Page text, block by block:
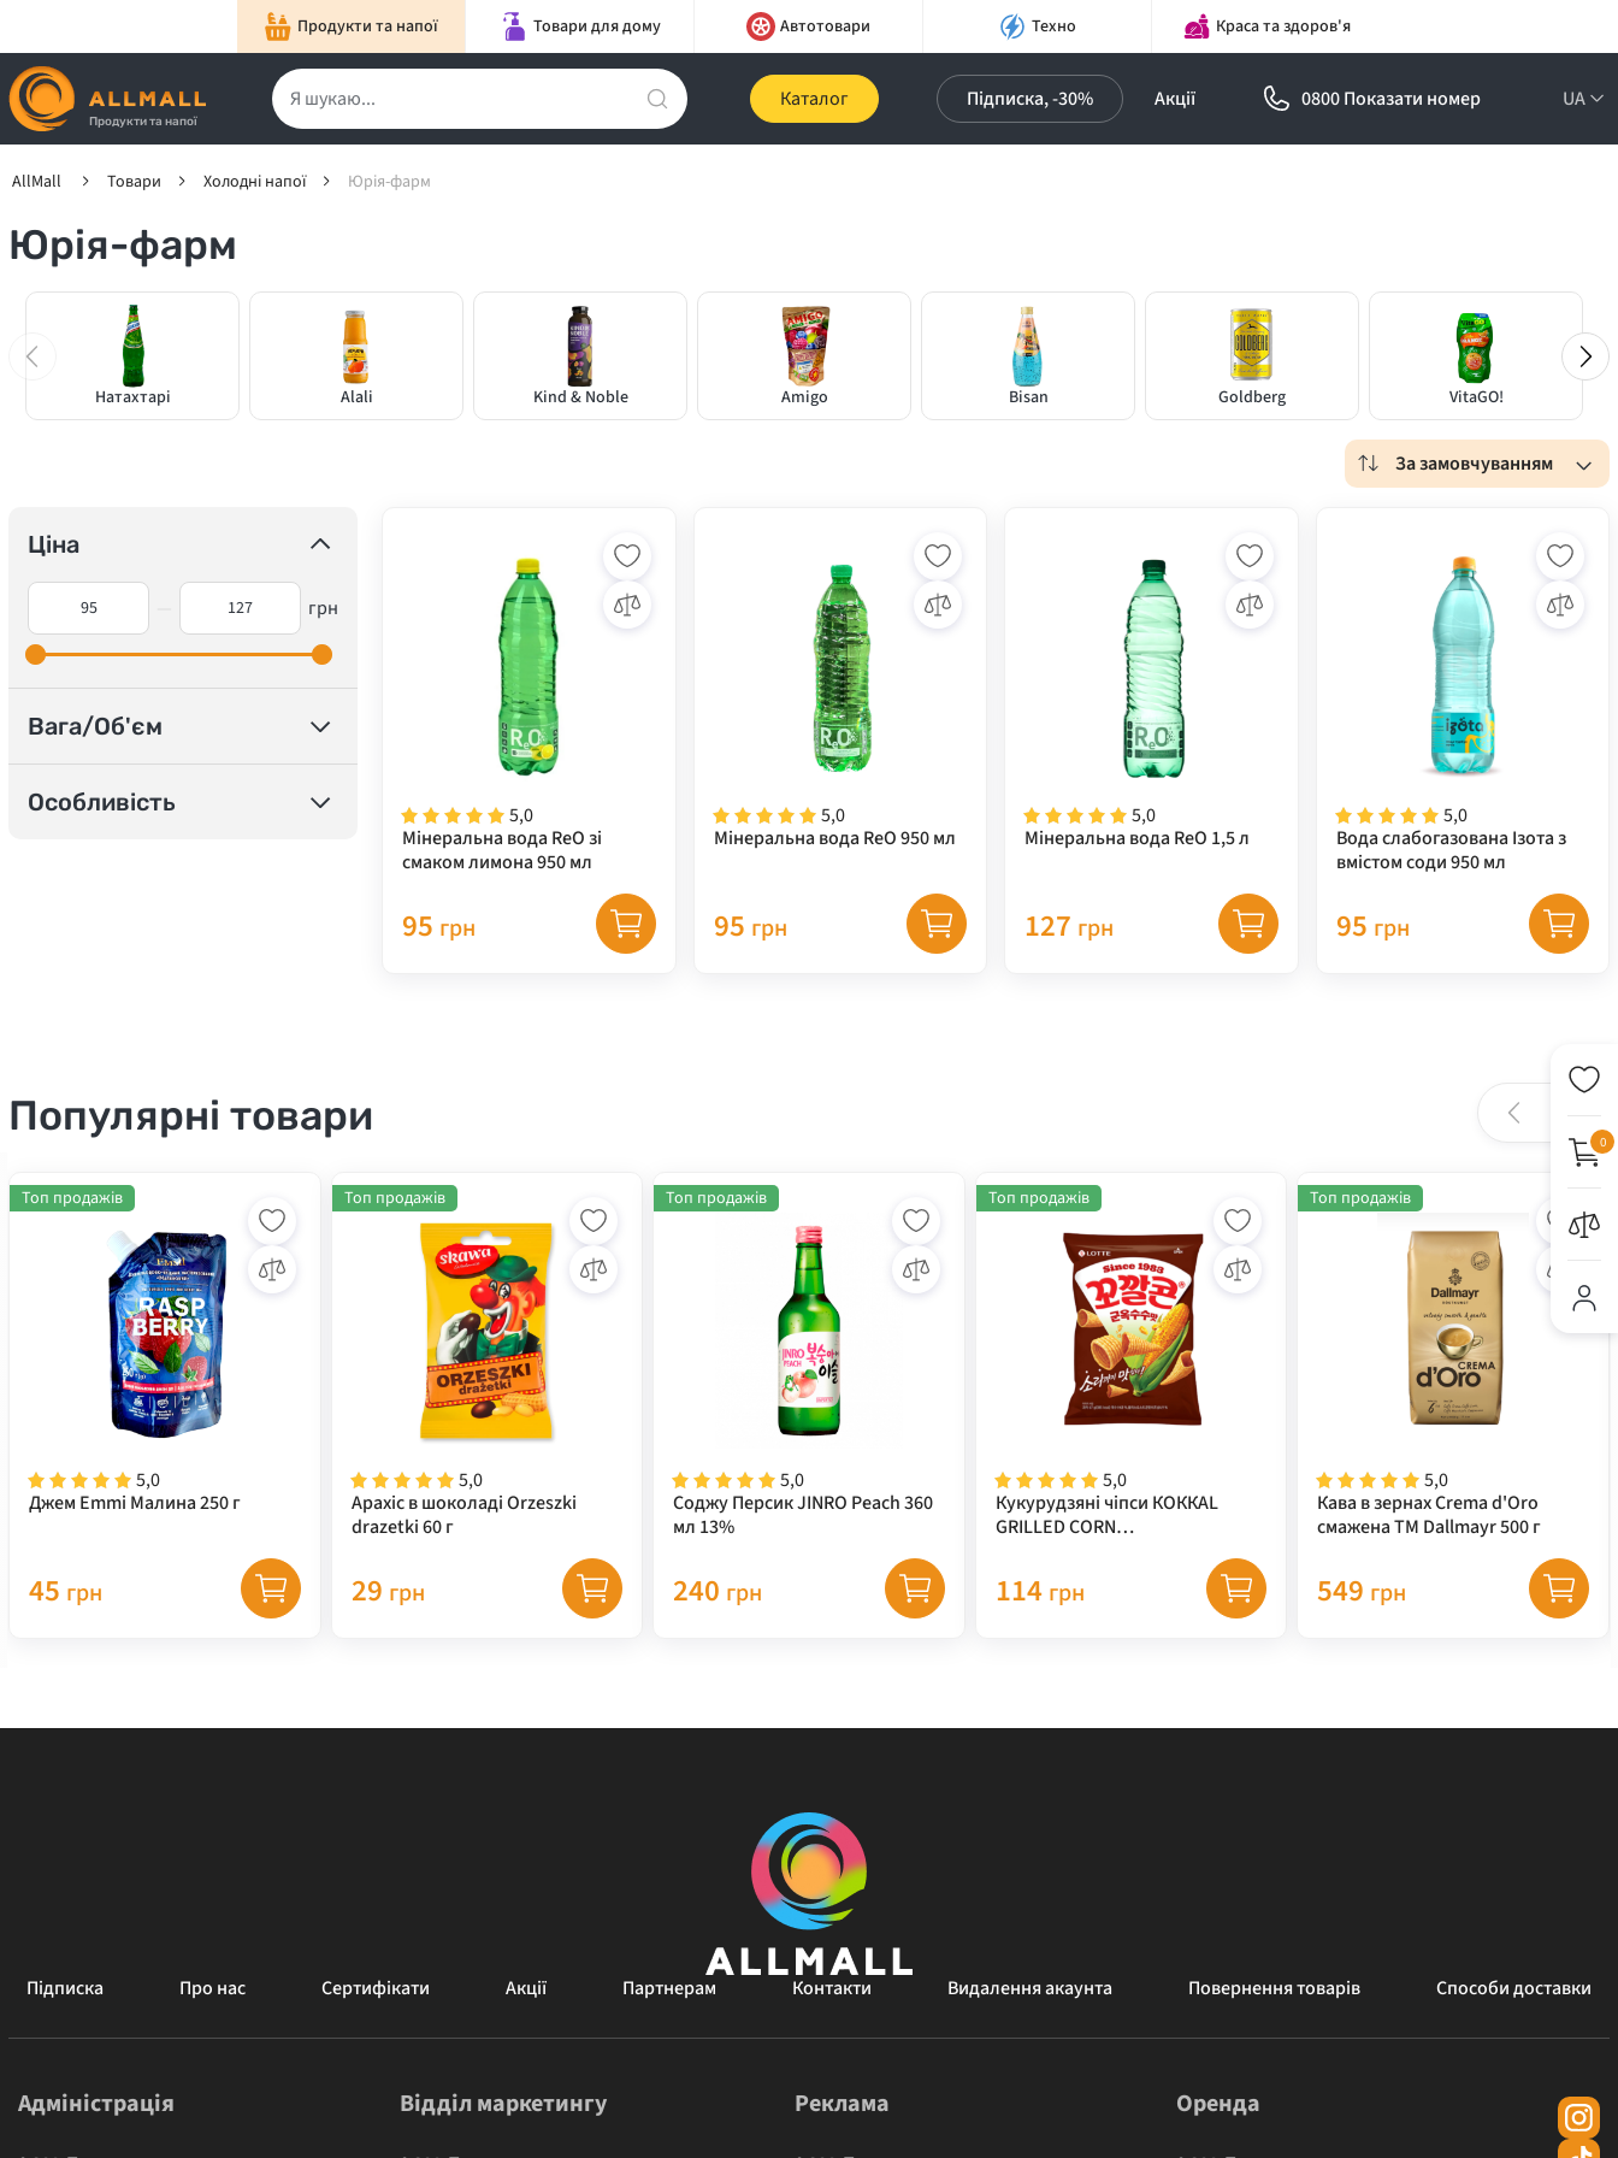
Продукти та напої Товари для дому Автотовари Техно Краса та здоров'я
Продукти та напої
Каталог Підписка, -30% Акції 0800 Показати номер UA
0
AllMall Товари Холодні напої Юрія-фарм
Юрія-фарм
Натахтарі Alali Kind & Noble Amigo Bisan Goldberg VitaGO!
За замовчуванням
Ціна
грн
Вага/Об'єм
Особливість
5,0
Мінеральна вода ReO зі
смаком лимона 950 мл
95 грн
5,0
Мінеральна вода ReO 950 мл
95 грн
5,0
Мінеральна вода ReO 1,5 л
127 грн
5,0
Вода слабогазована Ізота з
вмістом соди 950 мл
95 грн
Популярні товари
5,0
Джем Emmi Малина 250 г
Топ продажів
45 грн
5,0
Арахіс в шоколаді Orzeszki
drazetki 60 г
Топ продажів
29 грн
5,0
Соджу Персик JINRO Peach 360
мл 13%
Топ продажів
240 грн
5,0
Кукурудзяні чіпси КОККАL
GRILLED CORN
67 г
Топ продажів
114 грн
5,0
Кава в зернах Crema d'Oro
смажена ТМ Dallmayr 500 г
Топ продажів
549 грн
Підписка Про нас Сертифікати Акції Партнерам Контакти Видалення акаунта Повернення товарів Способи доставки
Адміністрація Відділ маркетингу Реклама Оренда